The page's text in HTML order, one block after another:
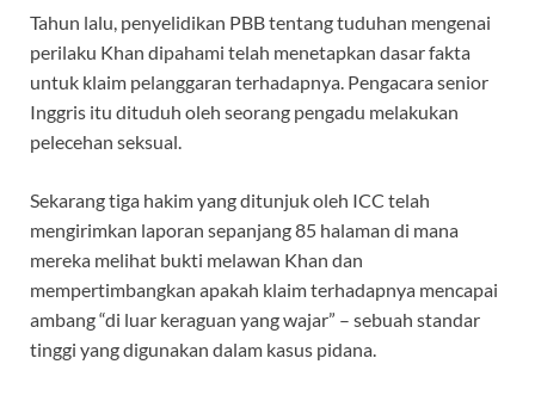
Tahun lalu, penyelidikan PBB tentang tuduhan mengenai
perilaku Khan dipahami telah menetapkan dasar fakta
untuk klaim pelanggaran terhadapnya. Pengacara senior
Inggris itu dituduh oleh seorang pengadu melakukan
pelecehan seksual.
Sekarang tiga hakim yang ditunjuk oleh ICC telah
mengirimkan laporan sepanjang 85 halaman di mana
mereka melihat bukti melawan Khan dan
mempertimbangkan apakah klaim terhadapnya mencapai
ambang “di luar keraguan yang wajar” – sebuah standar
tinggi yang digunakan dalam kasus pidana.